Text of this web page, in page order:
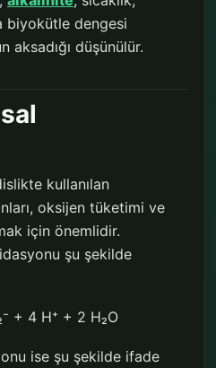
biyokütle dengesi
aksadığı düşünülür.
kullanılan
oksijen tüketimi ve
için önemlidir.
şu şekilde
+ 4 H⁺ + 2 H₂O
ise şu şekilde ifade